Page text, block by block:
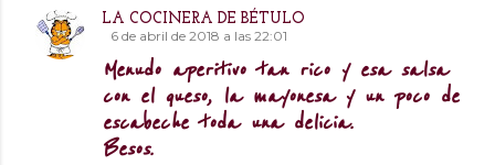
LA COCINERA DE BÉTULO
6 de abril de 2018 a las 22:01
Menudo aperitivo tan rico y esa salsa
con el queso, la mayonesa y un poco de
escabeche toda una delicia.
Besos.